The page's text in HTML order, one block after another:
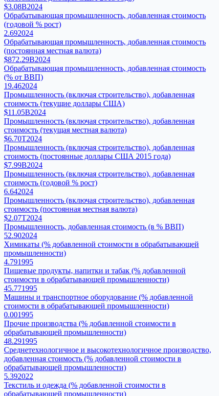
$3.08B2024
Обрабатывающая промышленность, добавленная стоимость
(годовой % рост)
2.692024
Обрабатывающая промышленность, добавленная стоимость
(постоянная местная валюта)
$872.29B2024
Обрабатывающая промышленность, добавленная стоимость
(% от ВВП)
19.462024
Промышленность (включая строительство), добавленная
стоимость (текущие доллары США)
$11.05B2024
Промышленность (включая строительство), добавленная
стоимость (текущая местная валюта)
$6.70T2024
Промышленность (включая строительство), добавленная
стоимость (постоянные доллары США 2015 года)
$7.99B2024
Промышленность (включая строительство), добавленная
стоимость (годовой % рост)
6.642024
Промышленность (включая строительство), добавленная
стоимость (постоянная местная валюта)
$2.07T2024
Промышленность, добавленная стоимость (в % ВВП)
52.902024
Химикаты (% добавленной стоимости в обрабатывающей
промышленности)
4.791995
Пищевые продукты, напитки и табак (% добавленной
стоимости в обрабатывающей промышленности)
45.771995
Машины и транспортное оборудование (% добавленной
стоимости в обрабатывающей промышленности)
0.001995
Прочие производства (% добавленной стоимости в
обрабатывающей промышленности)
48.291995
Среднетехнологичное и высокотехнологичное производство,
добавленная стоимость (% добавленной стоимости в
обрабатывающей промышленности)
5.392022
Текстиль и одежда (% добавленной стоимости в
обрабатывающей промышленности)